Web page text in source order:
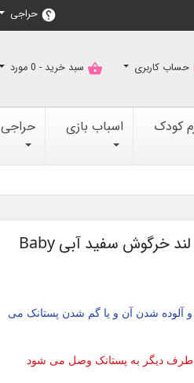
help حراجی
حساب کاربری shopping_basket سبد خرید - 0 مورد
کودک اسباب بازی حراجی
زنجیر پستانک نوزاد پسرانه بی بی لند خرگوش سفید آبی Baby
و آلوده شدن آن و یا گم شدن پستانک می
طرف دیگر به پستانک وصل می شود